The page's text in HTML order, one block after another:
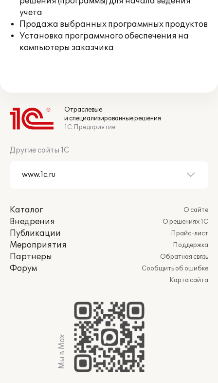
учета
Продажа выбранных программных продуктов
Установка программного обеспечения на
компьютеры заказчика
Отраслевые
и специализированные решения
1С:Предприятие
Другие сайты 1С
Каталог
Внедрения
Публикации
Мероприятия
Партнеры
Форум
О сайте
О решениях 1С
Прайс-лист
Поддержка
Обратная связь
Сообщить об ошибке
Карта сайта
Мы в Max